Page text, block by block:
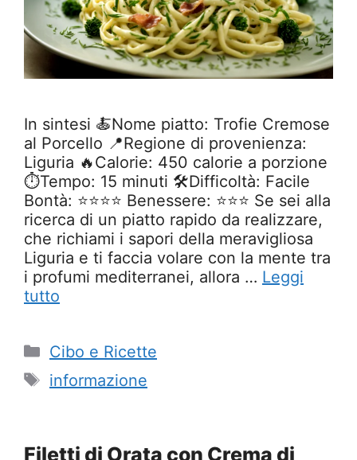
In sintesi 🍝Nome piatto: Trofie Cremose
al Porcello 📍Regione di provenienza:
Liguria 🔥Calorie: 450 calorie a porzione
⏱️Tempo: 15 minuti 🛠️Difficoltà: Facile
Bontà: ⭐⭐⭐⭐ Benessere: ⭐⭐⭐ Se sei alla
ricerca di un piatto rapido da realizzare,
che richiami i sapori della meravigliosa
Liguria e ti faccia volare con la mente tra
i profumi mediterranei, allora … Leggi
tutto
Categorie
Cibo e Ricette
Tag
informazione
Filetti di Orata con Crema di